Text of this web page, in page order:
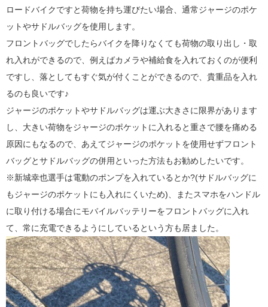
ロードバイクですと荷物を持ち運びたい場合、通常ジャージのポケ
ットやサドルバッグを使用します。
フロントバッグでしたらバイクを降りなくても荷物の取り出し・取
れ入れができるので、例えばカメラや補給食を入れておくのが便利
ですし、落としてもすぐ気が付くことができるので、貴重品を入れ
るのも良いです♪
ジャージのポケットやサドルバッグは運ぶ大きさに限界があります
し、大きい荷物をジャージのポケットに入れると重さで腰を痛める
原因にもなるので、あえてジャージのポケットを使用せずフロント
バッグとサドルバッグの併用といった方法もお勧めしたいです。
※新城幸也選手は電動のポンプを入れているとか?(サドルバッグに
もジャージのポケットにも入れにくいため)、またスマホをハンドル
に取り付ける場合にモバイルバッテリーをフロントバッグに入れ
て、常に充電できるようにしているという方も居ました。